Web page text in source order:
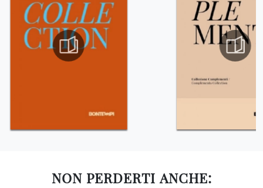
NON PERDERTI ANCHE: